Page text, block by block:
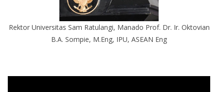
Rektor Universitas Sam Ratulangi, Manado Prof. Dr. Ir. Oktovian
B.A. Sompie, M.Eng, IPU, ASEAN Eng